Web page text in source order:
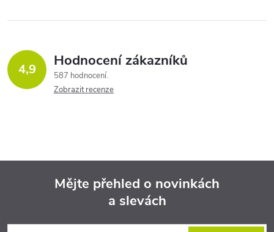
4,9 Hodnocení zákazníků
587 hodnocení
Zobrazit recenze
Mějte přehled o novinkách
a slevách